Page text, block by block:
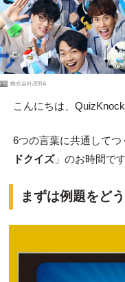
PR 株式会社JERA
こんにちは、QuizKnock
6つの言葉に共通して
ドクイズ」のお時間です
まずは例題をど